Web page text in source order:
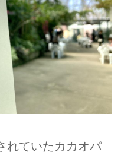
れていたカカオパ